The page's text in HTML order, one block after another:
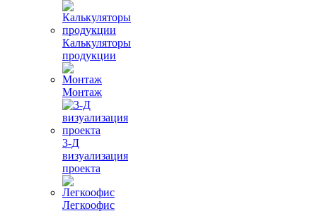
Калькуляторы
продукции
Монтаж
3-Д
визуализация
проекта
Легкоофис